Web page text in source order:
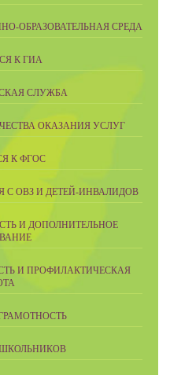
ОБРАЗОВАТЕЛЬНАЯ СРЕДА
К ГИА
СЛУЖБА
ОКАЗАНИЯ УСЛУГ
К ФГОС
ОВЗ И ДЕТЕЙ-ИНВАЛИДОВ
И ДОПОЛНИТЕЛЬНОЕ
И ПРОФИЛАКТИЧЕСКАЯ